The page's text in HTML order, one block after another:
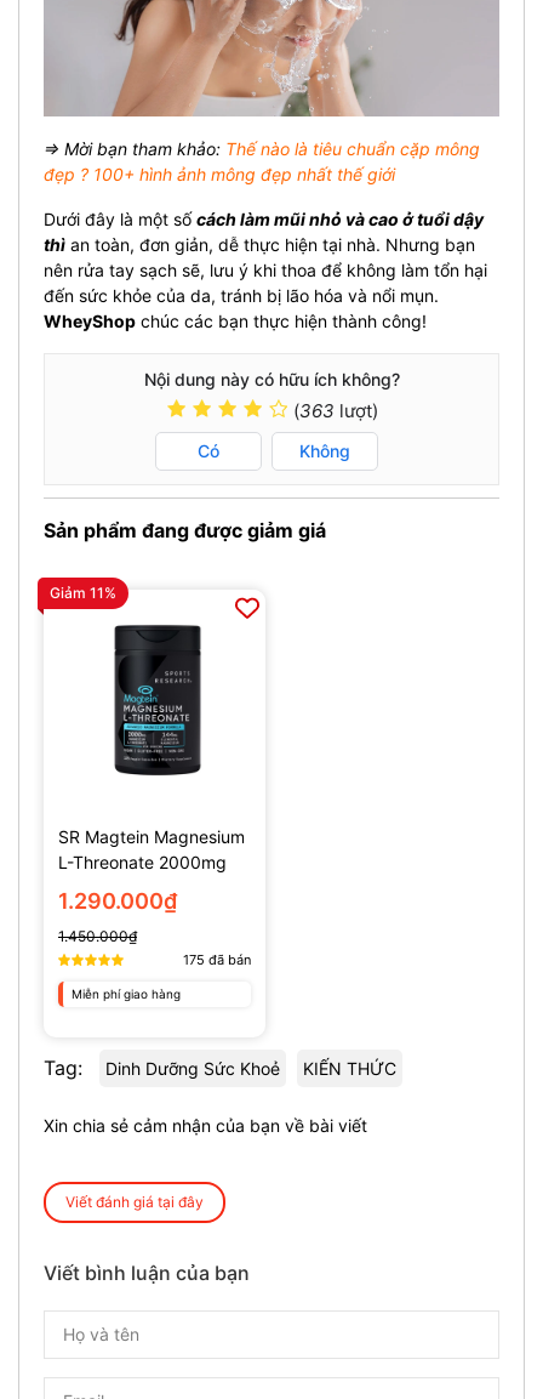
⇒ Mời bạn tham khảo: Thế nào là tiêu chuẩn cặp mông
đẹp ? 100+ hình ảnh mông đẹp nhất thế giới
Dưới đây là một sốcách làm mũi nhỏ và cao ở tuổi dậy
thì an toàn, đơn giản, dễ thực hiện tại nhà. Nhưng bạn
nên rửa tay sạch sẽ, lưu ý khi thoa để không làm tổn hại
đến sức khỏe của da, tránh bị lão hóa và nổi mụn.
WheyShop chúc các bạn thực hiện thành công!
Nội dung này có hữu ích không?
(363 lượt)
Có Không
Sản phẩm đang được giảm giá
Giảm 11%
SR Magtein Magnesium
L-Threonate 2000mg
(135 Viên)
1.290.000₫
1.450.000₫
175 đã bán
Miễn phí giao hàng
Tag: Dinh Dưỡng Sức Khoẻ KIẾN THỨC
Xin chia sẻ cảm nhận của bạn về bài viết
Viết đánh giá tại đây
Viết bình luận của bạn